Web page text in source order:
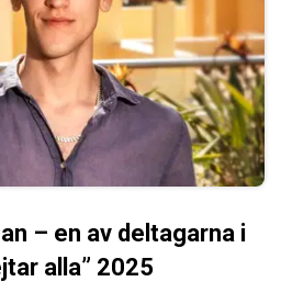
– en av deltagarna i
alla” 2025